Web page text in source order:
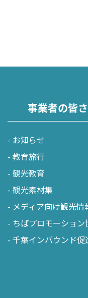
事業者の皆
お知らせ
教育旅行
観光教育
観光素材集
メディア向け観光情
ちばプロモーション
千葉インバウンド促